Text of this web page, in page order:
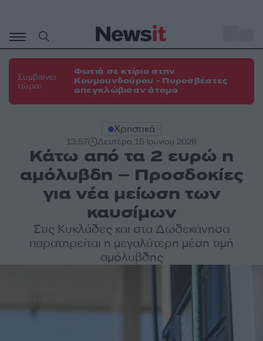
περιεχόμενο
Συμβαίνει
τώρα:
Φωτιά σε κτίριο στην
Κουμουνδούρου - Πυροσβέστες
απεγκλώβισαν άτομο
Χρηστικά
13:57 Δευτέρα 15 Ιουνίου 2026
Κάτω από τα 2 ευρώ η
αμόλυβδη – Προσδοκίες
για νέα μείωση των
καυσίμων
Στις Κυκλάδες και στα Δωδεκάνησα
παρατηρείται η μεγαλύτερη μέση τιμή
αμόλυβδης